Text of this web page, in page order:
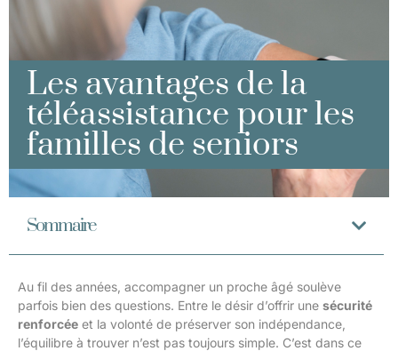
Les avantages de la
téléassistance pour les
familles de seniors
Sommaire
Au fil des années, accompagner un proche âgé soulève
parfois bien des questions. Entre le désir d’offrir une sécurité
renforcée et la volonté de préserver son indépendance,
l’équilibre à trouver n’est pas toujours simple. C’est dans ce